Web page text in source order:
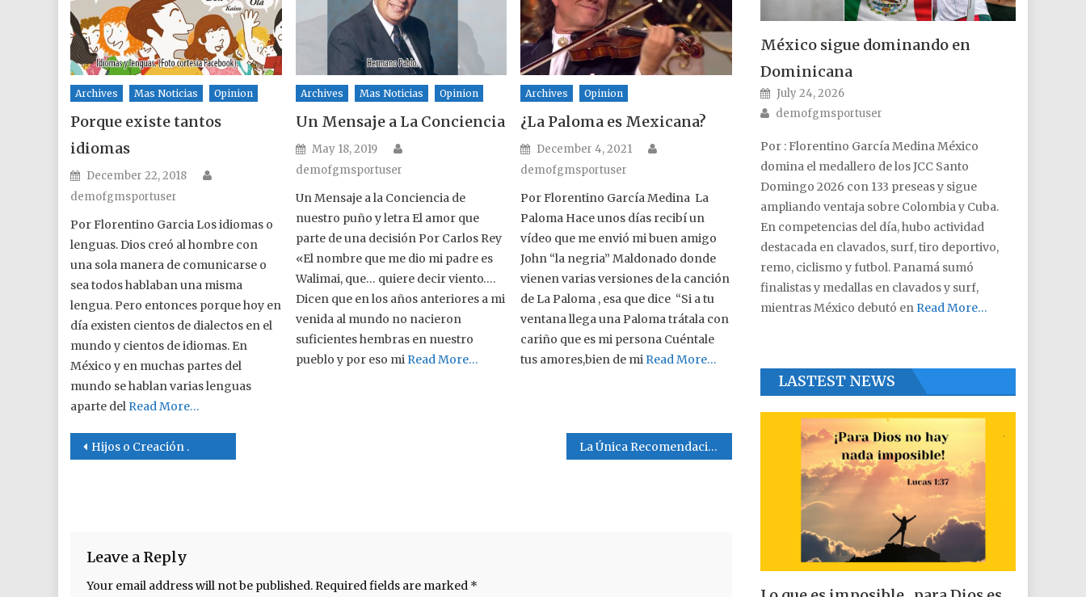
Archives Mas Noticias Opinion
Porque existe tantos
idiomas
Posted on
December 22, 2018
demofgmsportuser
Por Florentino Garcia Los idiomas o
lenguas. Dios creó al hombre con
una sola manera de comunicarse o
sea todos hablaban una misma
lengua. Pero entonces porque hoy en
día existen cientos de dialectos en el
mundo y cientos de idiomas. En
México y en muchas partes del
mundo se hablan varias lenguas
aparte del Read More…
Archives Mas Noticias Opinion
Un Mensaje a La Conciencia
Posted on
May 18, 2019
demofgmsportuser
Un Mensaje a la Conciencia de
nuestro puño y letra El amor que
parte de una decisión Por Carlos Rey
«El nombre que me dio mi padre es
Walimai, que… quiere decir viento….
Dicen que en los años anteriores a mi
venida al mundo no nacieron
suficientes hembras en nuestro
pueblo y por eso miRead More…
Archives Opinion
¿La Paloma es Mexicana?
Posted on
December 4, 2021
demofgmsportuser
Por Florentino García Medina La
Paloma Hace unos días recibí un
vídeo que me envió mi buen amigo
John “la negria” Maldonado donde
vienen varias versiones de la canción
de La Paloma , esa que dice “Si a tu
ventana llega una Paloma trátala con
cariño que es mi persona Cuéntale
tus amores,bien de mi Read More…
Post navigation
Hijos o Creación . La Única Recomendación .
Leave a Reply
Your email address will not be published. Required fields are marked *
México sigue dominando en
Dominicana
Posted on
July 24, 2026
Author
demofgmsportuser
Por : Florentino García Medina México
domina el medallero de los JCC Santo
Domingo 2026 con 133 preseas y sigue
ampliando ventaja sobre Colombia y Cuba.
En competencias del día, hubo actividad
destacada en clavados, surf, tiro deportivo,
remo, ciclismo y futbol. Panamá sumó
finalistas y medallas en clavados y surf,
mientras México debutó en Read More…
LASTEST NEWS